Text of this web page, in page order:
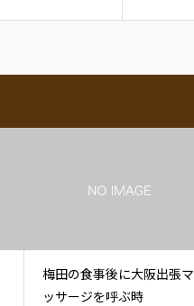
梅田の食事後に大阪出張マ
ッサージを呼ぶ時